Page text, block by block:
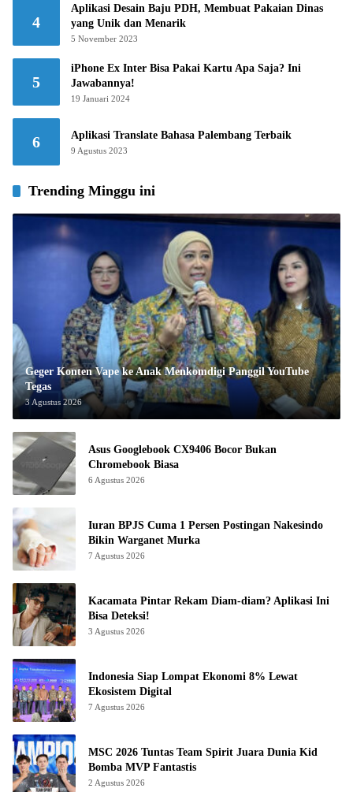
4
Aplikasi Desain Baju PDH, Membuat Pakaian Dinas
yang Unik dan Menarik
5 November 2023
5
iPhone Ex Inter Bisa Pakai Kartu Apa Saja? Ini
Jawabannya!
19 Januari 2024
6 Aplikasi Translate Bahasa Palembang Terbaik
9 Agustus 2023
Trending Minggu ini
Geger Konten Vape ke Anak Menkomdigi Panggil YouTube
Tegas
3 Agustus 2026
Asus Googlebook CX9406 Bocor Bukan
Chromebook Biasa
6 Agustus 2026
Iuran BPJS Cuma 1 Persen Postingan Nakesindo
Bikin Warganet Murka
7 Agustus 2026
Kacamata Pintar Rekam Diam-diam? Aplikasi Ini
Bisa Deteksi!
3 Agustus 2026
Indonesia Siap Lompat Ekonomi 8% Lewat
Ekosistem Digital
7 Agustus 2026
MSC 2026 Tuntas Team Spirit Juara Dunia Kid
Bomba MVP Fantastis
2 Agustus 2026